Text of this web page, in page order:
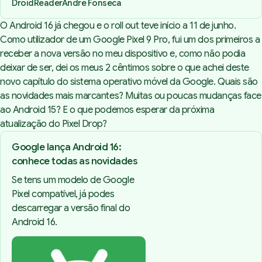
DroidReaderAndré Fonseca
O Android 16 já chegou e o roll out teve início a 11 de junho.
Como utilizador de um Google Pixel 9 Pro, fui um dos primeiros a
receber a nova versão no meu dispositivo e, como não podia
deixar de ser, dei os meus 2 cêntimos sobre o que achei deste
novo capítulo do sistema operativo móvel da Google. Quais são
as novidades mais marcantes? Muitas ou poucas mudanças face
ao Android 15? E o que podemos esperar da próxima
atualização do Pixel Drop?
Google lança Android 16:
conhece todas as novidades
Se tens um modelo de Google
Pixel compatível, já podes
descarregar a versão final do
Android 16.